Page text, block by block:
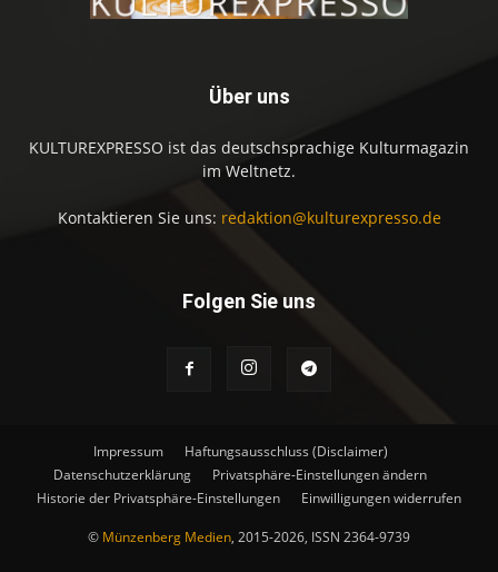
Über uns
KULTUREXPRESSO ist das deutschsprachige Kulturmagazin
im Weltnetz.
Kontaktieren Sie uns: redaktion@kulturexpresso.de
Folgen Sie uns
Impressum
Haftungsausschluss (Disclaimer)
Datenschutzerklärung
Privatsphäre-Einstellungen ändern
Historie der Privatsphäre-Einstellungen
Einwilligungen widerrufen
© Münzenberg Medien, 2015-2026, ISSN 2364-9739